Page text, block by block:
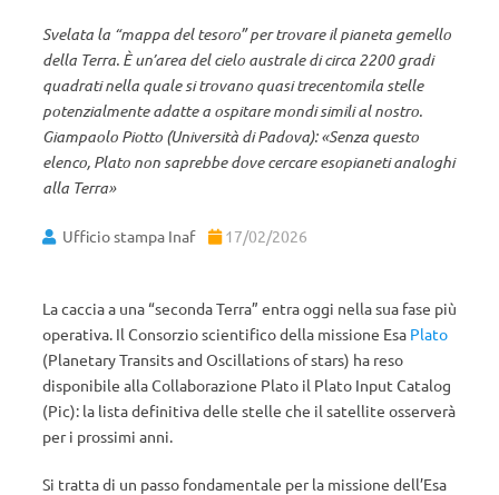
Svelata la “mappa del tesoro” per trovare il pianeta gemello
della Terra. È un’area del cielo australe di circa 2200 gradi
quadrati nella quale si trovano quasi trecentomila stelle
potenzialmente adatte a ospitare mondi simili al nostro.
Giampaolo Piotto (Università di Padova): «Senza questo
elenco, Plato non saprebbe dove cercare esopianeti analoghi
alla Terra»
Ufficio stampa Inaf 17/02/2026
La caccia a una “seconda Terra” entra oggi nella sua fase più
operativa. Il Consorzio scientifico della missione Esa Plato
(Planetary Transits and Oscillations of stars) ha reso
disponibile alla Collaborazione Plato il Plato Input Catalog
(Pic): la lista definitiva delle stelle che il satellite osserverà
per i prossimi anni.
Si tratta di un passo fondamentale per la missione dell’Esa